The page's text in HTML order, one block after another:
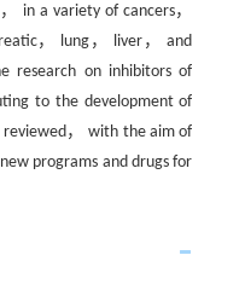
in a variety of cancers，
， lung， liver， and
research on inhibitors of
to the development of
reviewed， with the aim of
programs and drugs for